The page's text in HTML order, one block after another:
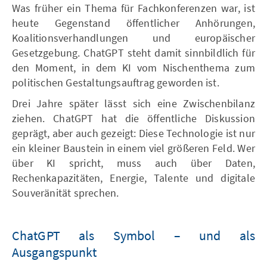
Was früher ein Thema für Fachkonferenzen war, ist
heute Gegenstand öffentlicher Anhörungen,
Koalitionsverhandlungen und europäischer
Gesetzgebung. ChatGPT steht damit sinnbildlich für
den Moment, in dem KI vom Nischenthema zum
politischen Gestaltungsauftrag geworden ist.
Drei Jahre später lässt sich eine Zwischenbilanz
ziehen. ChatGPT hat die öffentliche Diskussion
geprägt, aber auch gezeigt: Diese Technologie ist nur
ein kleiner Baustein in einem viel größeren Feld. Wer
über KI spricht, muss auch über Daten,
Rechenkapazitäten, Energie, Talente und digitale
Souveränität sprechen.
ChatGPT als Symbol – und als
Ausgangspunkt